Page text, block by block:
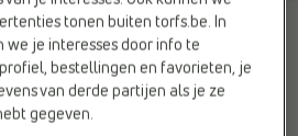
tonen buiten torfs.be. In
we je interesses door info te
bestellingen en favorieten, je
van derde partijen als je ze
gegeven.